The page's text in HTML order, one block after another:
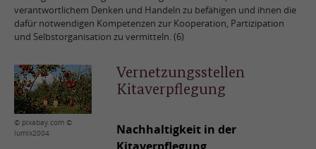
verantwortlichem Denken und Handeln zu befähigen und ihnen die
dafür notwendigen Kompetenzen zur Kooperation, Partizipation
und Selbstorganisation zu vermitteln. (6)
© pixabay.com ©
lumix2004
Vernetzungsstellen
Kitaverpflegung
Nachhaltigkeit in der